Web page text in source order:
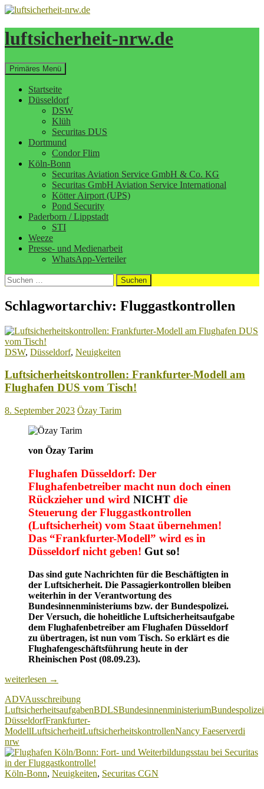
Zum
springen
luftsicherheit-nrw.de
Suchen
Primäres Menü
Startseite
Düsseldorf
DSW
Klüh
Securitas DUS
Dortmund
Condor Flim
Köln-Bonn
Securitas Aviation Service GmbH & Co. KG
Securitas GmbH Aviation Service International
Kötter Airport (UPS)
Pond Security
Paderborn / Lippstadt
STI
Weeze
Presse- und Medienarbeit
WhatsApp-Verteiler
Suchen
nach:
Schlagwortarchiv: Fluggastkontrollen
DSW, Düsseldorf, Neuigkeiten
Luftsicherheitskontrollen: Frankfurter-Modell am
Flughafen DUS vom Tisch!
8. September 2023 Özay Tarim
von Özay Tarim
Flughafen Düsseldorf: Der
Flughafenbetreiber macht nun doch einen
Rückzieher und wird NICHT die
Steuerung der Fluggastkontrollen
(Luftsicherheit) vom Staat übernehmen!
Das “Frankfurter-Modell” wird es in
Düsseldorf nicht geben! Gut so!
Das sind gute Nachrichten für die Beschäftigten in
der Luftsicherheit. Die Passagierkontrollen bleiben
weiterhin in der Verantwortung des
Bundesinnenministeriums bzw. der Bundespolizei.
Der Versuch, die hoheitliche Luftsicherheitsaufgabe
dem Flughafenbetreiber am Flughafen Düsseldorf
zu übertragen, ist nun vom Tisch. So erklärt es die
Flughafengeschäftsführung heute in der
Rheinischen Post (08.09.23).
Luftsicherheitskontrollen:
Modell
am
Flughafen
DUS
vom
Tisch!
weiterlesen →
ADVAusschreibung
LuftsicherheitsaufgabenBDLSBundesinnenministeriumBundespolizei
DüsseldorfFrankfurter-
ModellLuftsicherheitLuftsicherheitskontrollenNancy Faeserverdi
nrw
Köln-Bonn, Neuigkeiten, Securitas CGN